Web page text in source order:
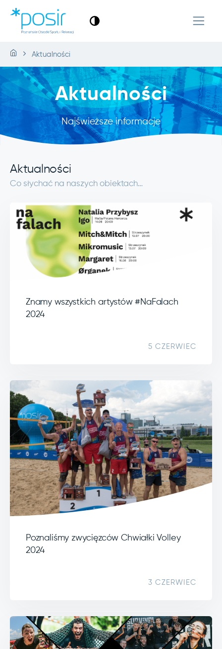
Aktualności
Aktualności
Najświeższe informacje
Aktualności
Co słychać na naszych obiektach…
Znamy wszystkich artystów #NaFalach
2024
5 CZERWIEC
Poznaliśmy zwycięzców Chwiałki Volley
2024
3 CZERWIEC